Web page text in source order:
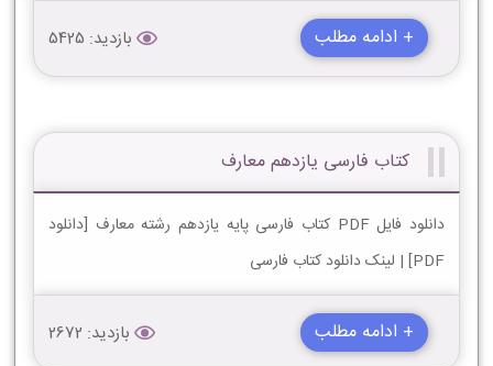
+ ادامه مطلب بازدید: 5425
کتاب فارسی یازدهم معارف
دانلود فایل PDF کتاب فارسی پایه یازدهم رشته معارف [دانلود
PDF] | لینک دانلود کتاب فارسی
+ ادامه مطلب بازدید: 2672